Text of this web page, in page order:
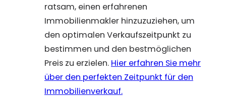
ratsam, einen erfahrenen
Immobilienmakler hinzuzuziehen, um
den optimalen Verkaufszeitpunkt zu
bestimmen und den bestmöglichen
Preis zu erzielen. Hier erfahren Sie mehr
über den perfekten Zeitpunkt für den
Immobilienverkauf.